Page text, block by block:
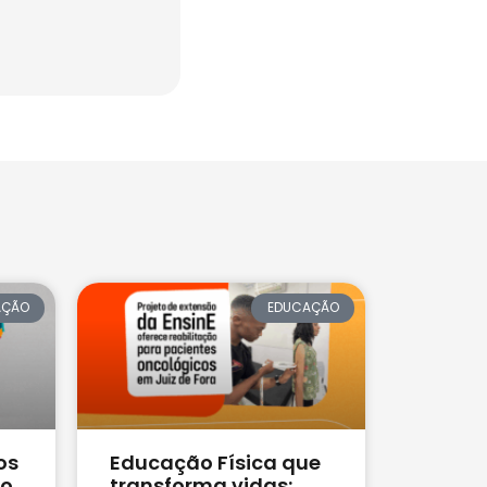
EDUCAÇÃO
Educação Física que